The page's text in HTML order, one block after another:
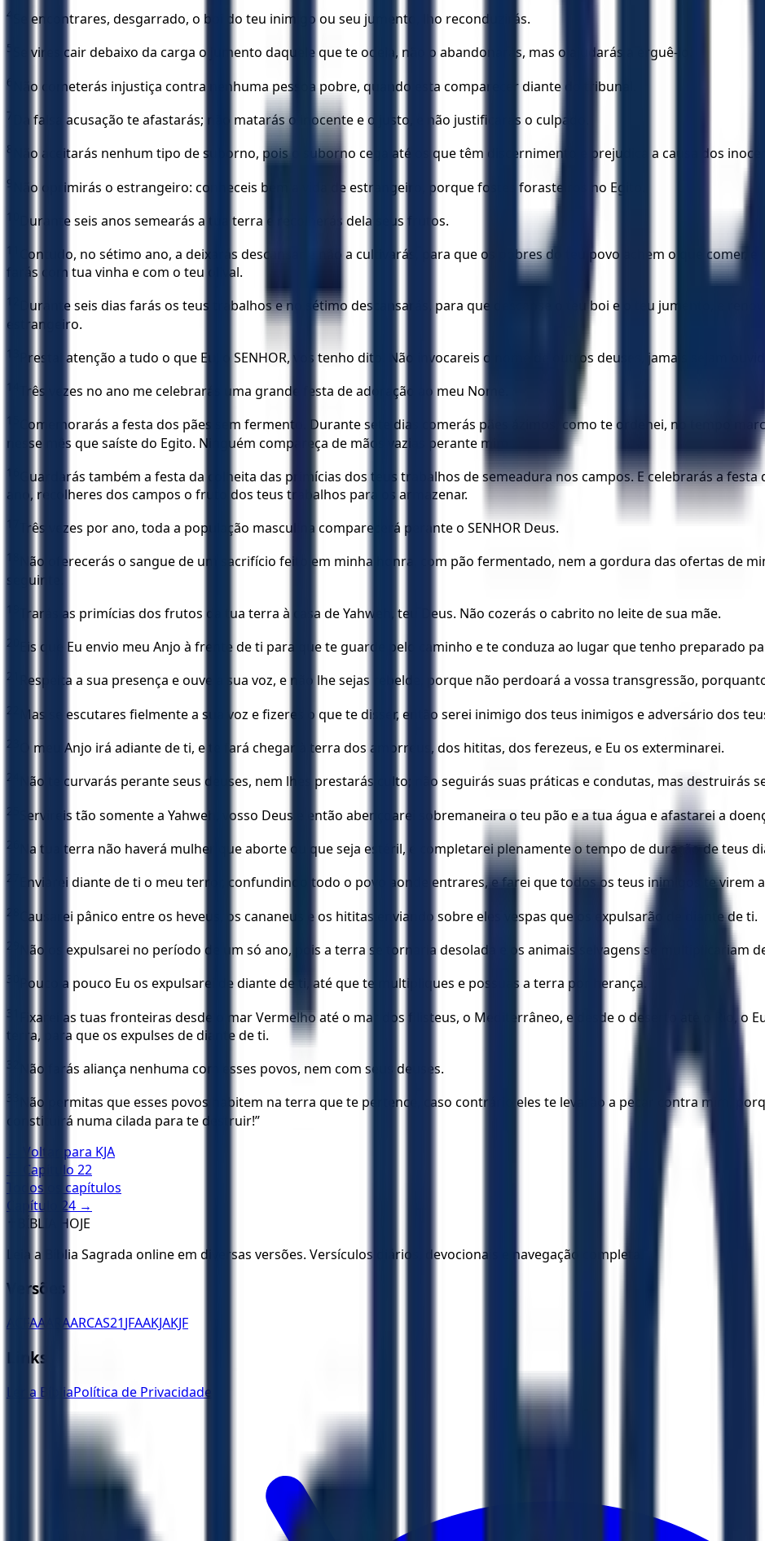
4 Se encontrares, desgarrado, o boi do teu inimigo ou seu jumento, lho reconduzirás.
5 Se vires cair debaixo da carga o jumento daquele que te odeia, não o abandonarás, mas o ajudarás a erguê-lo.
6 Não cometerás injustiça contra nenhuma pessoa pobre, quando esta comparecer diante do tribunal.
7 Da falsa acusação te afastarás; não matarás o inocente e o justo, e não justificarás o culpado.
8 Não aceitarás nenhum tipo de suborno, pois o suborno cega até os que têm discernimento e prejudica a causa dos
9 Não oprimirás o estrangeiro: conheceis bem a vida de estrangeiro, porque fostes forasteiros no Egito.
10 Durante seis anos semearás a tua terra e recolherás dela seus frutos.
11
Contudo, no sétimo ano, a deixarás descansar e não a cultivarás, para que os pobres do teu povo achem o que comer,
farás com tua vinha e com o teu olival.
12
Durante seis dias farás os teus trabalhos e no sétimo descansarás, para que descanse o teu boi e o teu jumento, e
estrangeiro.
13 Prestai atenção a tudo o que Eu, o SENHOR, vos tenho dito. Não invocareis o nome de outros deuses, jamais sejam
14 Três vezes no ano me celebrarás uma grande festa de adoração ao meu Nome.
15
Comemorarás a festa dos pães sem fermento. Durante sete dias comerás pães ázimos, como te ordenei, no tempo
nesse mês que saíste do Egito. Ninguém compareça de mãos vazias perante mim.
16
Guardarás também a festa da colheita das primícias dos teus trabalhos de semeadura nos campos. E celebrarás a
ano, recolheres dos campos o fruto dos teus trabalhos para os armazenar.
17 Três vezes por ano, toda a população masculina comparecerá perante o SENHOR Deus.
18
Não oferecerás o sangue de um sacrifício feito em minha honra, com pão fermentado, nem a gordura das ofertas de
seguinte.
19 Trarás as primícias dos frutos da tua terra à casa de Yahweh, teu Deus. Não cozerás o cabrito no leite de sua mãe.
20 Eis que Eu envio meu Anjo à frente de ti para que te guarde pelo caminho e te conduza ao lugar que tenho preparado
21 Respeita a sua presença e ouve a sua voz, e não lhe sejas rebelde, porque não perdoará a vossa transgressão,
22 Mas se escutares fielmente a sua voz e fizeres o que te disser, então serei inimigo dos teus inimigos e adversário dos
23 O meu Anjo irá adiante de ti, e te fará chegar à terra dos amorreus, dos hititas, dos ferezeus, e Eu os exterminarei.
24 Não te curvarás perante seus deuses, nem lhes prestarás culto; não seguirás suas práticas e condutas, mas destruirás
25 Servireis tão somente a Yahweh, vosso Deus e então abençoarei sobremaneira o teu pão e a tua água e afastarei a
26 Na tua terra não haverá mulher que aborte ou que seja estéril, e completarei plenamente o tempo de duração de teus
27 Enviarei diante de ti o meu terror, confundindo todo o povo aonde entrares, e farei que todos os teus inimigos te virem
28 Causarei pânico entre os heveus, os cananeus e os hititas enviando sobre eles vespas que os expulsarão de diante de ti.
29 Não os expulsarei no período de um só ano, pois a terra se tornaria desolada e os animais selvagens se multiplicariam
30 Pouco a pouco Eu os expulsarei de diante de ti, até que te multipliques e possuas a terra por herança.
31
Fixarei as tuas fronteiras desde o mar Vermelho até o mar dos filisteus, o Mediterrâneo, e desde o deserto até o Rio, o
terra, para que os expulses de diante de ti.
32 Não farás aliança nenhuma com esses povos, nem com seus deuses.
33
Não permitas que esses povos habitem na terra que te pertence, caso contrário eles te levarão a pecar contra mim,
constituirá numa cilada para te destruir!”
← Voltar para KJA
← Capítulo 22
Todos os capítulos
Capítulo
24 →
BÍBLIA HOJE
Leia a Bíblia Sagrada online em diversas versões. Versículos diários, devocionais e navegação completa.
Versões
ACFAA ARAARCAS21JFAAKJAKJF
Links
Ler a BíbliaPolítica de Privacidade